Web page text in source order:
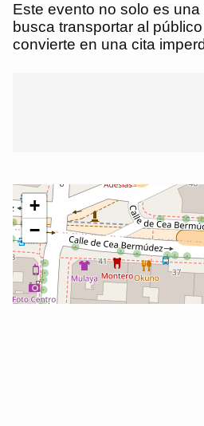
Este evento no solo es
busca transportar al
convierte en una cita